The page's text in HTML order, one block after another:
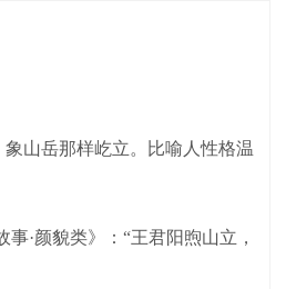
山岳那样屹立。比喻人性格温
事·颜貌类》：“王君阳煦山立，